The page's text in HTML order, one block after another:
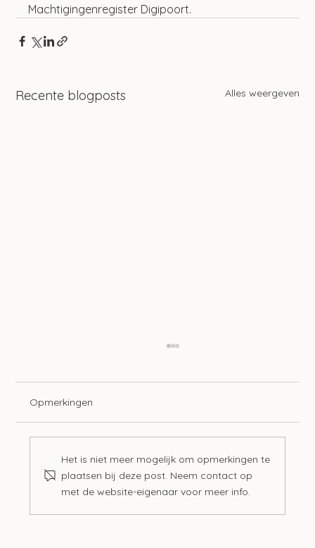
Machtigingenregister Digipoort.
Recente blogposts Alles weergeven
Opmerkingen
Het is niet meer mogelijk om opmerkingen te
plaatsen bij deze post. Neem contact op
met de website-eigenaar voor meer info.